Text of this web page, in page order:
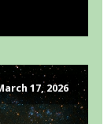
17, 2026